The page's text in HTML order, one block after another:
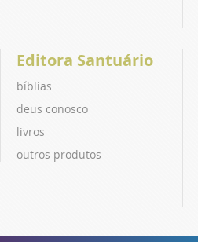
Editora Santuário
bíblias
deus conosco
livros
outros produtos